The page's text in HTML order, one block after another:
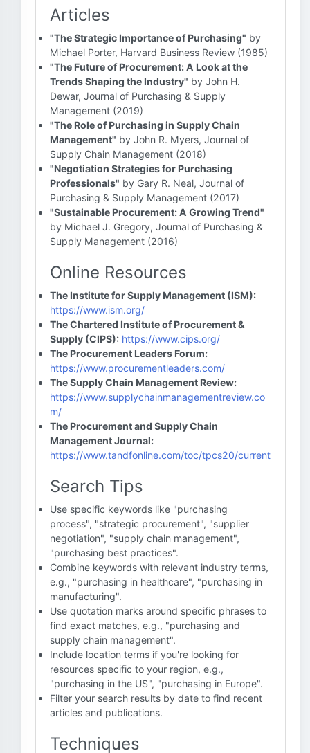
Articles
"The Strategic Importance of Purchasing" by
Michael Porter, Harvard Business Review (1985)
"The Future of Procurement: A Look at the
Trends Shaping the Industry" by John H.
Dewar, Journal of Purchasing & Supply
Management (2019)
"The Role of Purchasing in Supply Chain
Management" by John R. Myers, Journal of
Supply Chain Management (2018)
"Negotiation Strategies for Purchasing
Professionals" by Gary R. Neal, Journal of
Purchasing & Supply Management (2017)
"Sustainable Procurement: A Growing Trend"
by Michael J. Gregory, Journal of Purchasing &
Supply Management (2016)
Online Resources
The Institute for Supply Management (ISM):
https://www.ism.org/
The Chartered Institute of Procurement &
Supply (CIPS): https://www.cips.org/
The Procurement Leaders Forum:
https://www.procurementleaders.com/
The Supply Chain Management Review:
https://www.supplychainmanagementreview.co
m/
The Procurement and Supply Chain
Management Journal:
https://www.tandfonline.com/toc/tpcs20/current
Search Tips
Use specific keywords like "purchasing
process", "strategic procurement", "supplier
negotiation", "supply chain management",
"purchasing best practices".
Combine keywords with relevant industry terms,
e.g., "purchasing in healthcare", "purchasing in
manufacturing".
Use quotation marks around specific phrases to
find exact matches, e.g., "purchasing and
supply chain management".
Include location terms if you're looking for
resources specific to your region, e.g.,
"purchasing in the US", "purchasing in Europe".
Filter your search results by date to find recent
articles and publications.
Techniques